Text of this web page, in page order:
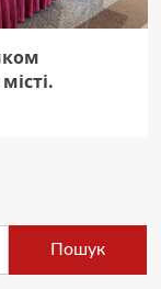
Пошук